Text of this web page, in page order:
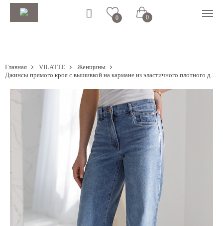
0 0
Главная VILATTE
Женщины
Джинсы прямого кроя с вышивкой на кармане из эластичного плотного денима